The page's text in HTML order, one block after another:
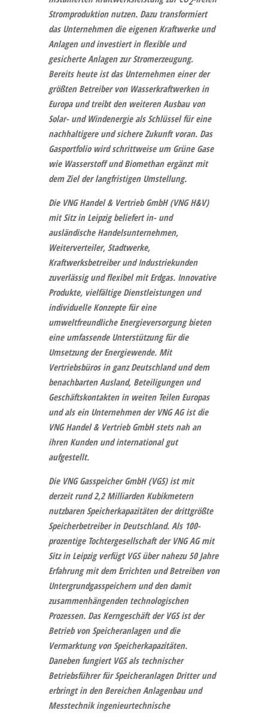
Stromproduktion nutzen. Dazu transformiert
das Unternehmen die eigenen Kraftwerke und
Anlagen und investiert in flexible und
gesicherte Anlagen zur Stromerzeugung.
Bereits heute ist das Unternehmen einer der
größten Betreiber von Wasserkraftwerken in
Europa und treibt den weiteren Ausbau von
Solar- und Windenergie als Schlüssel für eine
nachhaltigere und sichere Zukunft voran. Das
Gasportfolio wird schrittweise um Grüne Gase
wie Wasserstoff und Biomethan ergänzt mit
dem Ziel der langfristigen Umstellung.
Die VNG Handel & Vertrieb GmbH (VNG H&V)
mit Sitz in Leipzig beliefert in- und
ausländische Handelsunternehmen,
Weiterverteiler, Stadtwerke,
Kraftwerksbetreiber und Industriekunden
zuverlässig und flexibel mit Erdgas. Innovative
Produkte, vielfältige Dienstleistungen und
individuelle Konzepte für eine
umweltfreundliche Energieversorgung bieten
eine umfassende Unterstützung für die
Umsetzung der Energiewende. Mit
Vertriebsbüros in ganz Deutschland und dem
benachbarten Ausland, Beteiligungen und
Geschäftskontakten in weiten Teilen Europas
und als ein Unternehmen der VNG AG ist die
VNG Handel & Vertrieb GmbH stets nah an
ihren Kunden und international gut
aufgestellt.
Die VNG Gasspeicher GmbH (VGS)ist mit
derzeit rund 2,2 Milliarden Kubikmetern
nutzbaren Speicherkapazitäten der drittgrößte
Speicherbetreiber in Deutschland. Als 100-
prozentige Tochtergesellschaft der VNG AG mit
Sitz in Leipzig verfügt VGS über nahezu 50 Jahre
Erfahrung mit dem Errichten und Betreiben von
Untergrundgasspeichern und den damit
zusammenhängenden technologischen
Prozessen. Das Kerngeschäft der VGS ist der
Betrieb von Speicheranlagen und die
Vermarktung von Speicherkapazitäten.
Daneben fungiert VGS als technischer
Betriebsführer für Speicheranlagen Dritter und
erbringt in den Bereichen Anlagenbau und
Messtechnik ingenieurtechnische